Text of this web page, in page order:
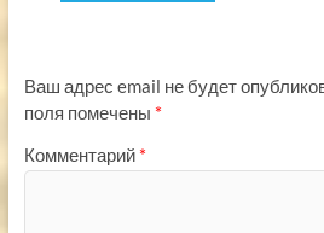
Ваш адрес email не будет
поля помечены *
Комментарий *